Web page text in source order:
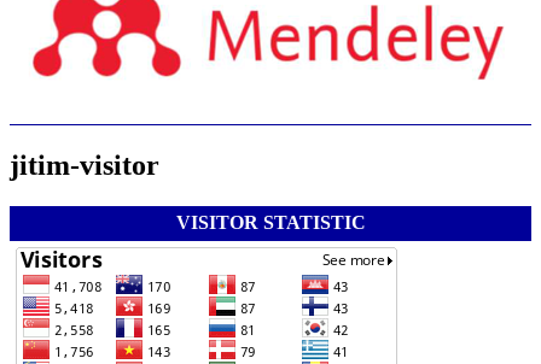
jitim-visitor
VISITOR STATISTIC